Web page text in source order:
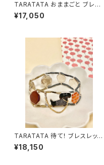
TARATATA おままごと ブレス
レット
¥17,050
TARATATA 待て！ ブレスレット
#1
¥18,150